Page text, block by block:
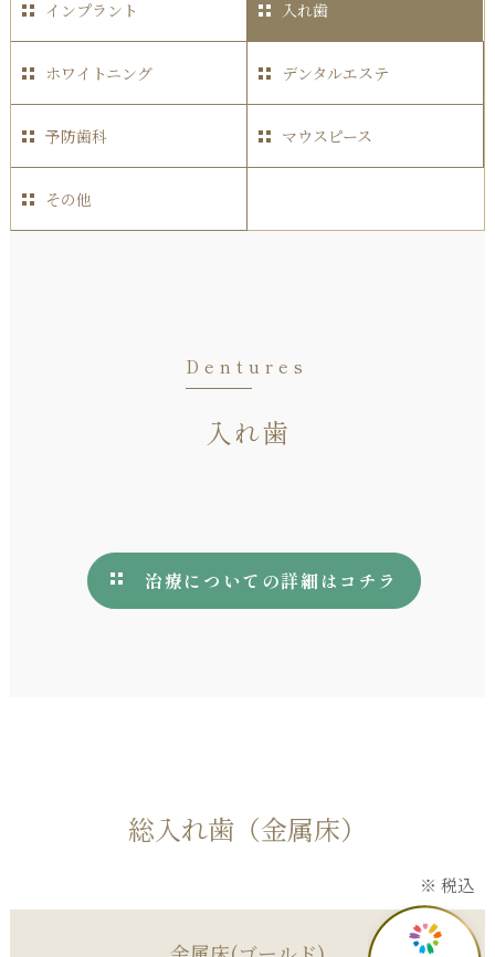
インプラント 入れ歯
ホワイトニング デンタルエステ
予防歯科 マウスピース
その他
Dentures
入れ歯
治療についての詳細はコチラ
総入れ歯（金属床）
※ 税込